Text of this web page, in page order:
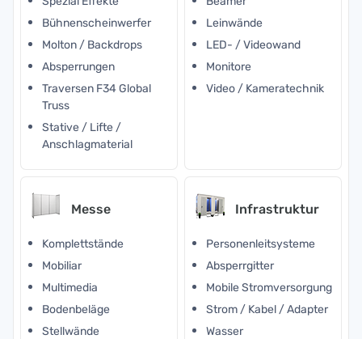
Bühnenscheinwerfer
Molton / Backdrops
Absperrungen
Traversen F34 Global
Truss
Stative / Lifte /
Anschlagmaterial
Leinwände
LED- / Videowand
Monitore
Video / Kameratechnik
Messe
Komplettstände
Mobiliar
Multimedia
Bodenbeläge
Stellwände
Infrastruktur
Personenleitsysteme
Absperrgitter
Mobile Stromversorgung
Strom / Kabel / Adapter
Wasser